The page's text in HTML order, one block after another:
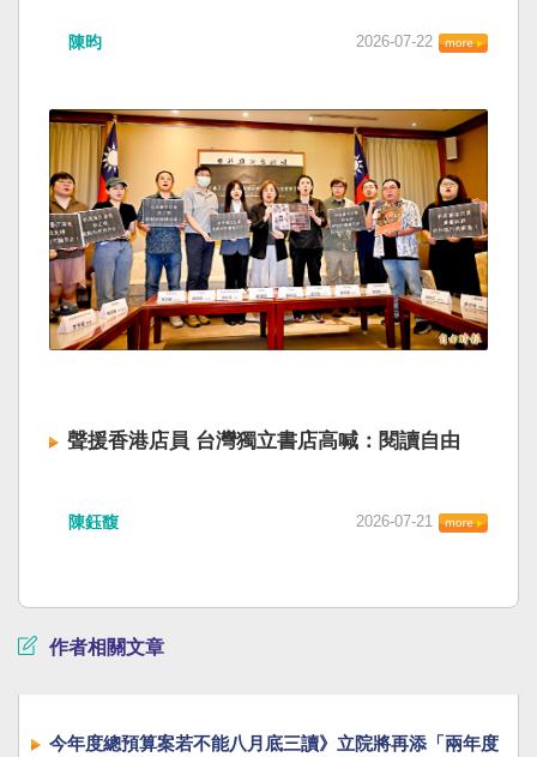
陳昀 2026-07-22
聲援香港店員 台灣獨立書店高喊：閱讀自由
陳鈺馥 2026-07-21
作者相關文章
今年度總預算案若不能八月底三讀》立院將再添「兩年度